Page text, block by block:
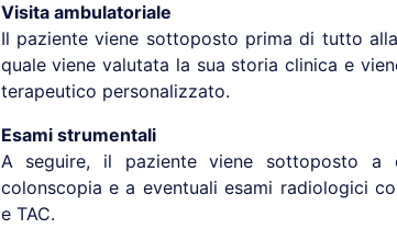
Visita ambulatoriale
Il paziente viene sottoposto prima di tutto
quale viene valutata la sua storia clinica e
terapeutico personalizzato.
Esami strumentali
A seguire, il paziente viene sottoposto a
colonscopia e a eventuali esami radiologici
e TAC.